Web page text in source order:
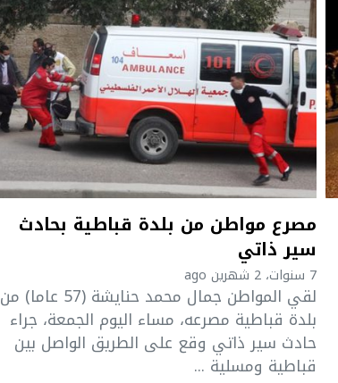
مصرع مواطن من بلدة قباطية بحادث
سير ذاتي
7 سنوات، 2 شهرين ago
لقي المواطن جمال محمد حنايشة (57 عاما) من
بلدة قباطية مصرعه، مساء اليوم الجمعة، جراء
حادث سير ذاتي وقع على الطريق الواصل بين
قباطية ومسلية ...